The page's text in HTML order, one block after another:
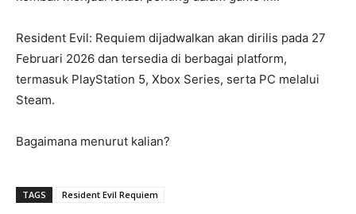
Resident Evil: Requiem dijadwalkan akan dirilis pada 27
Februari 2026 dan tersedia di berbagai platform,
termasuk PlayStation 5, Xbox Series, serta PC melalui
Steam.
Bagaimana menurut kalian?
TAGS Resident Evil Requiem